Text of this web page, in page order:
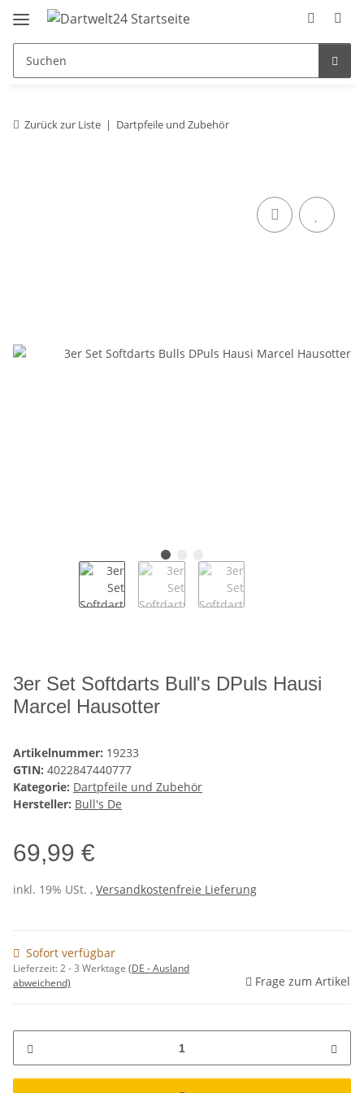
Zurück zur Liste Dartpfeile und Zubehör
3er Set Softdarts Bull's DPuls Hausi
Marcel Hausotter
Artikelnummer: 19233
GTIN: 4022847440777
Kategorie: Dartpfeile und Zubehör
Hersteller: Bull's De
69,99 €
inkl. 19% USt. , Versandkostenfreie Lieferung
Sofort verfügbar
Lieferzeit:2 - 3 Werktage (DE - Ausland
abweichend)
Frage zum Artikel